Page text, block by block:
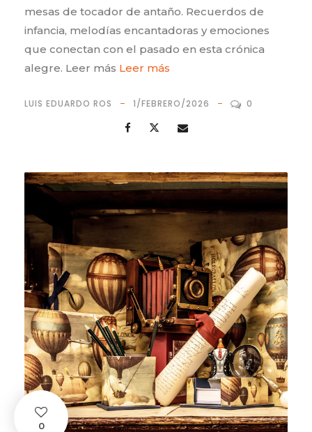
mesas de tocador de antaño. Recuerdos de
infancia, melodías encantadoras y emociones
que conectan con el pasado en esta crónica
alegre. Leer más Leer más
LUIS EDUARDO ROS 1/FEBRERO/2026 0
0